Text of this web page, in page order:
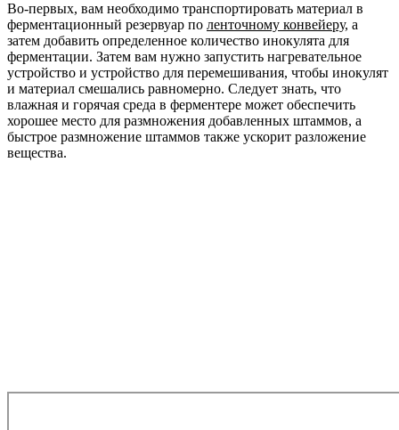
Во-первых, вам необходимо транспортировать материал в
ферментационный резервуар по ленточному конвейеру, а
затем добавить определенное количество инокулята для
ферментации. Затем вам нужно запустить нагревательное
устройство и устройство для перемешивания, чтобы инокулят
и материал смешались равномерно. Следует знать, что
влажная и горячая среда в ферментере может обеспечить
хорошее место для размножения добавленных штаммов, а
быстрое размножение штаммов также ускорит разложение
вещества.